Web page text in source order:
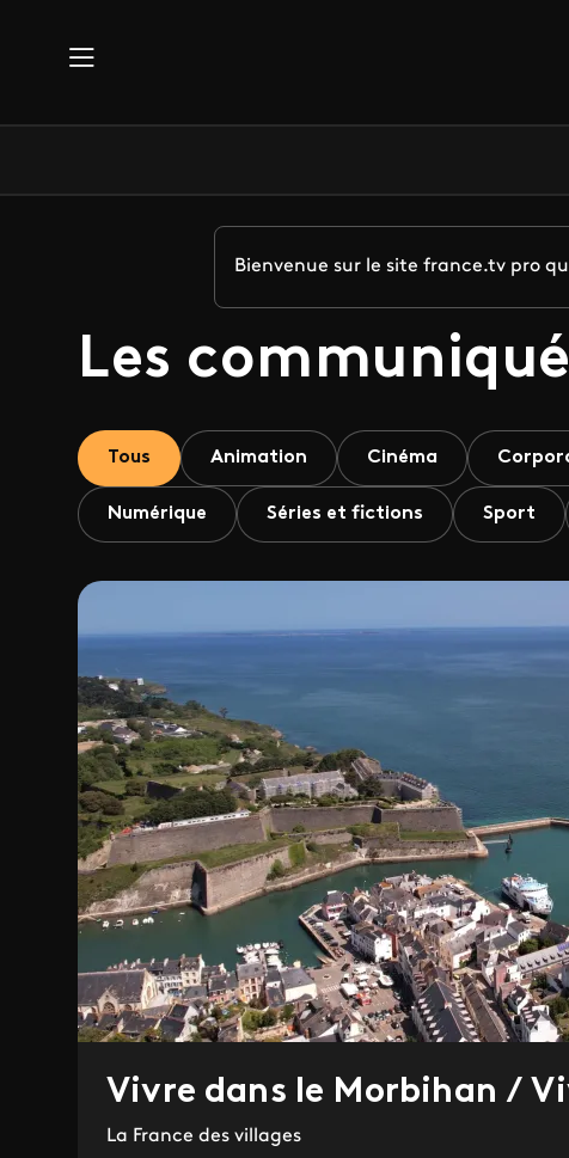
Bienvenue sur le site france.tv pro
Les
Tous Animation Cinéma
Numérique Séries et fictions Sport
Vivre dans le Morbihan /
La France des villages